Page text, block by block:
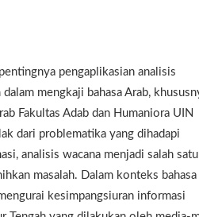
pengaplikasian analisis
mengkaji bahasa Arab,
Fakultas Adab dan Humaniora UIN
dari problematika yang dihadapi
analisis wacana menjadi salah
masalah. Dalam konteks bahasa
kesimpangsiuran informasi